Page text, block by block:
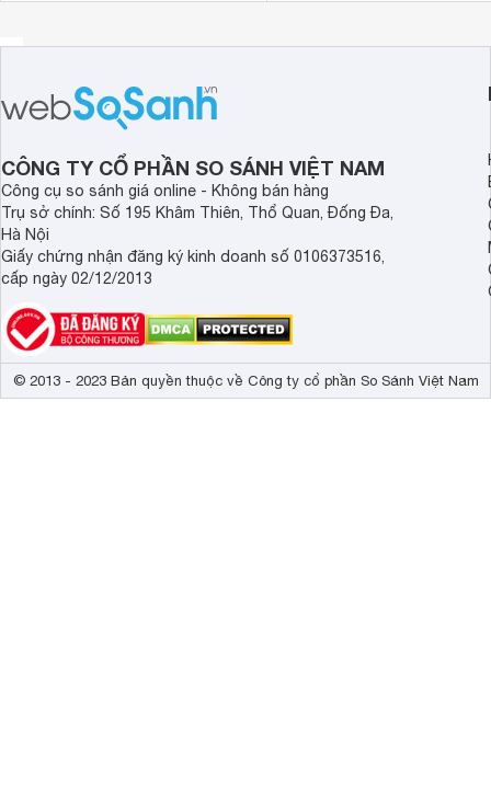
CÔNG TY CỔ PHẦN SO SÁNH VIỆT NAM
Công cụ so sánh giá online - Không bán hàng
Trụ sở chính: Số 195 Khâm Thiên, Thổ Quan, Đống Đa,
Hà Nội
Giấy chứng nhận đăng ký kinh doanh số 0106373516,
cấp ngày 02/12/2013
© 2013 - 2023 Bản quyền thuộc về Công ty cổ phần So Sánh Việt Nam